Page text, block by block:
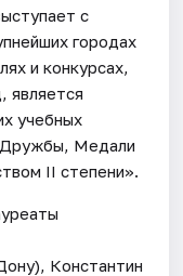
с
городах
и конкурсах,
является
учебных
Дружбы, Медали
II степени».
Константин